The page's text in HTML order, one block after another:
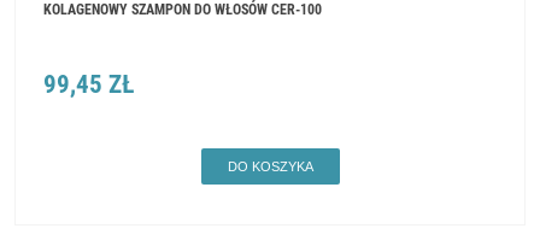
KOLAGENOWY SZAMPON DO WŁOSÓW CER-100
99,45 ZŁ
DO KOSZYKA